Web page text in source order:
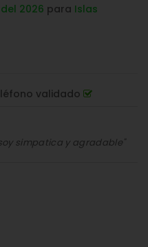
2026 para Islas
validado
simpatica y agradable"